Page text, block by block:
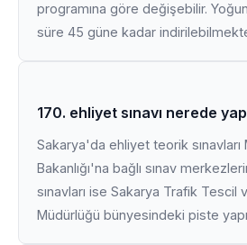
programına göre değişebilir.
süre 45 güne kadar
170. ehliyet sınavı nerede
Sakarya'da ehliyet teorik sınavları
Bakanlığı'na bağlı sınav
sınavları ise Sakarya Trafik Tescil
Müdürlüğü bünyesindeki piste